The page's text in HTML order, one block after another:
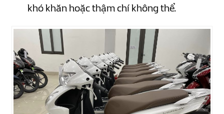
khó khăn hoặc thậm chí không thể.